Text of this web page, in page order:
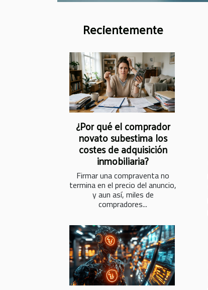
Recientemente
¿Por qué el comprador
novato subestima los
costes de adquisición
inmobiliaria?
Firmar una compraventa no
termina en el precio del anuncio,
y aun así, miles de
compradores...